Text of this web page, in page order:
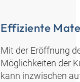
Effiziente
Mit der Eröffnung
Möglichkeiten der
kann inzwischen